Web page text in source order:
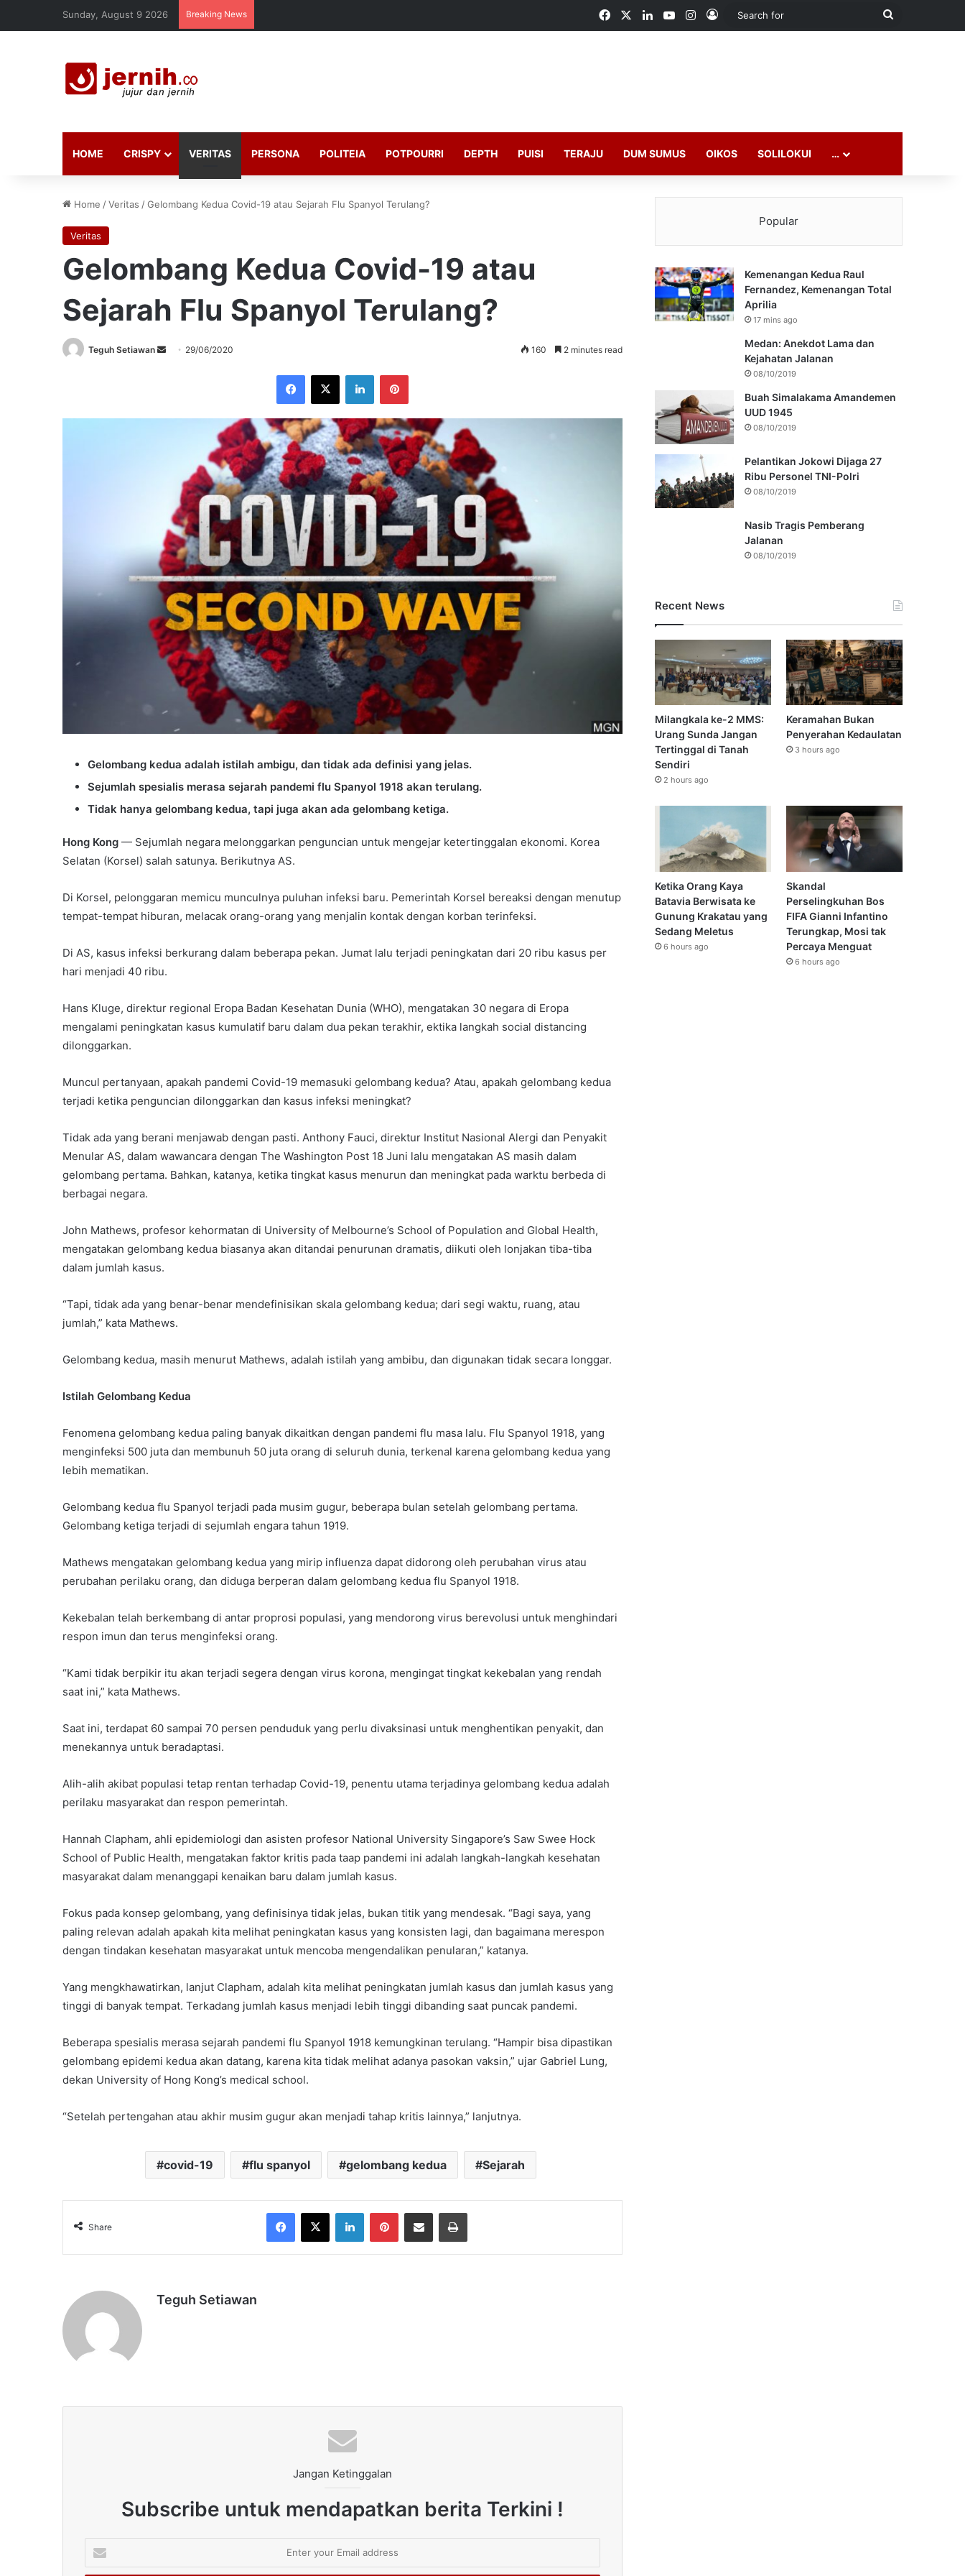
Sunday, August 9 2026 Breaking News FacebookLinkedInYouTubeInstagram
Log In
Search
HOME CRISPY VERITAS PERSONA POLITEIA POTPOURRI DEPTH PUISI TERAJU DUM SUMUS OIKOS SOLILOKUI …
Home /Veritas /Gelombang Kedua Covid-19 atau Sejarah Flu Spanyol Terulang?
Veritas
Gelombang Kedua Covid-19 atau
Sejarah Flu Spanyol Terulang?
Teguh Setiawan
Send 29/06/2020 160 2 minutes read
Facebook
X LinkedInPinterest
Gelombang kedua adalah istilah ambigu, dan tidak ada definisi yang jelas.
Sejumlah spesialis merasa sejarah pandemi flu Spanyol 1918 akan terulang.
Tidak hanya gelombang kedua, tapi juga akan ada gelombang ketiga.
Hong Kong — Sejumlah negara melonggarkan penguncian untuk mengejar ketertinggalan ekonomi. Korea
Selatan (Korsel) salah satunya. Berikutnya AS.
Di Korsel, pelonggaran memicu munculnya puluhan infeksi baru. Pemerintah Korsel bereaksi dengan menutup
tempat-tempat hiburan, melacak orang-orang yang menjalin kontak dengan korban terinfeksi.
Di AS, kasus infeksi berkurang dalam beberapa pekan. Jumat lalu terjadi peningkatan dari 20 ribu kasus per
hari menjadi 40 ribu.
Hans Kluge, direktur regional Eropa Badan Kesehatan Dunia (WHO), mengatakan 30 negara di Eropa
mengalami peningkatan kasus kumulatif baru dalam dua pekan terakhir, ektika langkah social distancing
dilonggarkan.
Muncul pertanyaan, apakah pandemi Covid-19 memasuki gelombang kedua? Atau, apakah gelombang kedua
terjadi ketika penguncian dilonggarkan dan kasus infeksi meningkat?
Tidak ada yang berani menjawab dengan pasti. Anthony Fauci, direktur Institut Nasional Alergi dan Penyakit
Menular AS, dalam wawancara dengan The Washington Post 18 Juni lalu mengatakan AS masih dalam
gelombang pertama. Bahkan, katanya, ketika tingkat kasus menurun dan meningkat pada warktu berbeda di
berbagai negara.
John Mathews, profesor kehormatan di University of Melbourne’s School of Population and Global Health,
mengatakan gelombang kedua biasanya akan ditandai penurunan dramatis, diikuti oleh lonjakan tiba-tiba
dalam jumlah kasus.
“Tapi, tidak ada yang benar-benar mendefinisikan skala gelombang kedua; dari segi waktu, ruang, atau
jumlah,” kata Mathews.
Gelombang kedua, masih menurut Mathews, adalah istilah yang ambibu, dan digunakan tidak secara longgar.
Istilah Gelombang Kedua
Fenomena gelombang kedua paling banyak dikaitkan dengan pandemi flu masa lalu. Flu Spanyol 1918, yang
menginfeksi 500 juta dan membunuh 50 juta orang di seluruh dunia, terkenal karena gelombang kedua yang
lebih mematikan.
Gelombang kedua flu Spanyol terjadi pada musim gugur, beberapa bulan setelah gelombang pertama.
Gelombang ketiga terjadi di sejumlah engara tahun 1919.
Mathews mengatakan gelombang kedua yang mirip influenza dapat didorong oleh perubahan virus atau
perubahan perilaku orang, dan diduga berperan dalam gelombang kedua flu Spanyol 1918.
Kekebalan telah berkembang di antar proprosi populasi, yang mendorong virus berevolusi untuk menghindari
respon imun dan terus menginfeksi orang.
“Kami tidak berpikir itu akan terjadi segera dengan virus korona, mengingat tingkat kekebalan yang rendah
saat ini,” kata Mathews.
Saat ini, terdapat 60 sampai 70 persen penduduk yang perlu divaksinasi untuk menghentikan penyakit, dan
menekannya untuk beradaptasi.
Alih-alih akibat populasi tetap rentan terhadap Covid-19, penentu utama terjadinya gelombang kedua adalah
perilaku masyarakat dan respon pemerintah.
Hannah Clapham, ahli epidemiologi dan asisten profesor National University Singapore’s Saw Swee Hock
School of Public Health, mengatakan faktor kritis pada taap pandemi ini adalah langkah-langkah kesehatan
masyarakat dalam menanggapi kenaikan baru dalam jumlah kasus.
Fokus pada konsep gelombang, yang definisinya tidak jelas, bukan titik yang mendesak. “Bagi saya, yang
paling relevan adalah apakah kita melihat peningkatan kasus yang konsisten lagi, dan bagaimana merespon
dengan tindakan kesehatan masyarakat untuk mencoba mengendalikan penularan,” katanya.
Yang mengkhawatirkan, lanjut Clapham, adalah kita melihat peningkatan jumlah kasus dan jumlah kasus yang
tinggi di banyak tempat. Terkadang jumlah kasus menjadi lebih tinggi dibanding saat puncak pandemi.
Beberapa spesialis merasa sejarah pandemi flu Spanyol 1918 kemungkinan terulang. “Hampir bisa dipastikan
gelombang epidemi kedua akan datang, karena kita tidak melihat adanya pasokan vaksin,” ujar Gabriel Lung,
dekan University of Hong Kong’s medical school.
“Setelah pertengahan atau akhir musim gugur akan menjadi tahap kritis lainnya,” lanjutnya.
covid-19 flu spanyol gelombang kedua Sejarah
Share
Facebook
X LinkedInPinterestShare via Email Print
Teguh Setiawan
Jangan Ketinggalan
Subscribe untuk mendapatkan berita Terkini !
your
Popular
Kemenangan Kedua Raul
Fernandez, Kemenangan Total
Aprilia
17 mins ago
Medan: Anekdot Lama dan
Kejahatan Jalanan
08/10/2019
Buah Simalakama Amandemen
UUD 1945
08/10/2019
Pelantikan Jokowi Dijaga 27
Ribu Personel TNI-Polri
08/10/2019
Nasib Tragis Pemberang
Jalanan
08/10/2019
Recent News
Milangkala ke-2 MMS:
Urang Sunda Jangan
Tertinggal di Tanah
Sendiri
2 hours ago
Keramahan Bukan
Penyerahan Kedaulatan
3 hours ago
Ketika Orang Kaya
Batavia Berwisata ke
Gunung Krakatau yang
Sedang Meletus
6 hours ago
Skandal
Perselingkuhan Bos
FIFA Gianni Infantino
Terungkap, Mosi tak
Percaya Menguat
6 hours ago